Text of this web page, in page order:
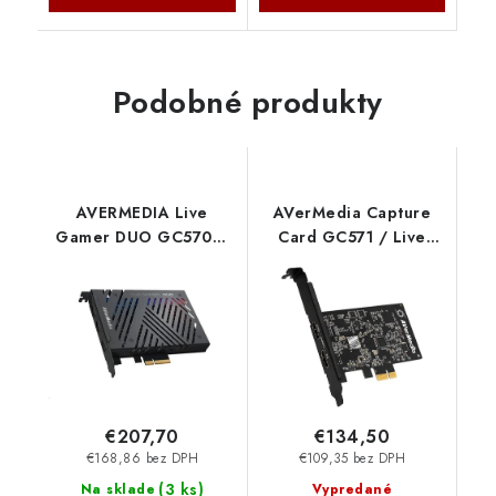
Podobné produkty
AVERMEDIA Live
Gamer DUO GC570D,
PCI-E, 2x HDMI, Full
HD, 2160p, MPEG 4,
RGB podsvícení
AverMedia
Na sklade (3 ks)
€168,86 bez DPH
€207,70
AVerMedia Capture
Card GC571 / Live
Streamer ULTRA HD
Black AverMedia
Vypredané
€109,35 bez DPH
€134,50